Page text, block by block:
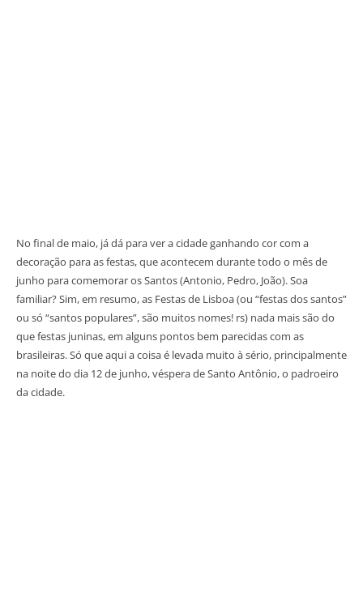
No final de maio, já dá para ver a cidade ganhando cor com a
decoração para as festas, que acontecem durante todo o mês de
junho para comemorar os Santos (Antonio, Pedro, João). Soa
familiar? Sim, em resumo, as Festas de Lisboa (ou “festas dos santos”
ou só “santos populares”, são muitos nomes! rs) nada mais são do
que festas juninas, em alguns pontos bem parecidas com as
brasileiras. Só que aqui a coisa é levada muito à sério, principalmente
na noite do dia 12 de junho, véspera de Santo Antônio, o padroeiro
da cidade.